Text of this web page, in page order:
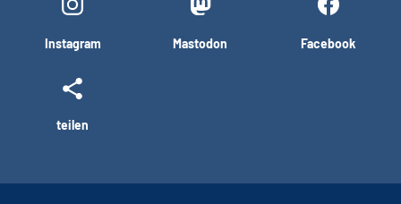
Instagram Mastodon Facebook
teilen